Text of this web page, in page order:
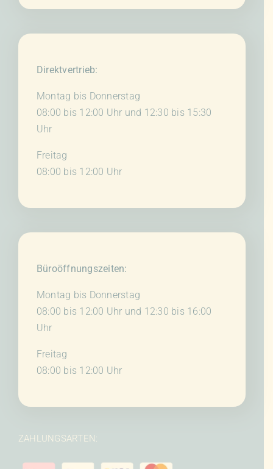
Direktvertrieb:
Montag bis Donnerstag
08:00 bis 12:00 Uhr und 12:30 bis 15:30
Uhr
Freitag
08:00 bis 12:00 Uhr
Büroöffnungszeiten:
Montag bis Donnerstag
08:00 bis 12:00 Uhr und 12:30 bis 16:00
Uhr
Freitag
08:00 bis 12:00 Uhr
ZAHLUNGSARTEN: